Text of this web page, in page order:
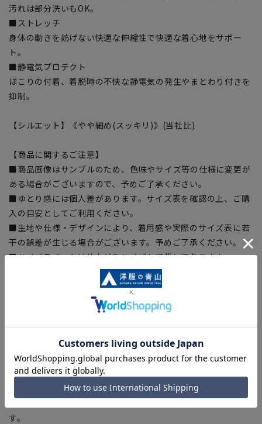
汚れは部分洗いもOK。
■ストレッチ
身体の動きを妨げない快適な伸縮性で快適な着心地をサポー
ト。
■静電気プロテクト
ほこりの付着、着脱時の不快な静電気の発生やまとわり付きを
抑制。
【シルエット】《やや細め(スッキリ)》(当社比)
【商品に関するご注意】
■商品画像はサンプルのため、色味やサイズ等の仕様に変更が
ある場合がございますので、予めご了承ください。
■ゆとり感には個人差があります。サイズ表を確認の上、ご購
入の目安としてご利用ください。
■生地や仕様・デザインにより、着用感や実際のサイズ表に若
干の誤差が生じる場合がございます。予めご了承ください。
■サイズスペックは仕上がりサイズを記載しております。一
部、商品現物におすすめサイズ(ヌードサイズ)を記載している
■ブラウザやお使いのモニター環境、また撮影時の室内外の光
加減により、実際の商品と掲載画像の色味が異なる場合がござ
います。
■店舗や各モールサイトと商品在庫を共有しております関係
上、ご注文いただいたタイミングにより欠品が発生し、ご注文
を完了できない場合がございます。予めご了承ください。
■お急ぎ発送のご注文につきましても、ご注文のタイミングに
す。